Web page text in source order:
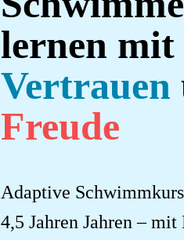
lernen mit
Vertrauen
Freude
Adaptive
4,5 Jahren Jahren –